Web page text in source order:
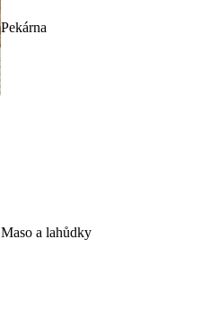
Pekárna
Maso a lahůdky